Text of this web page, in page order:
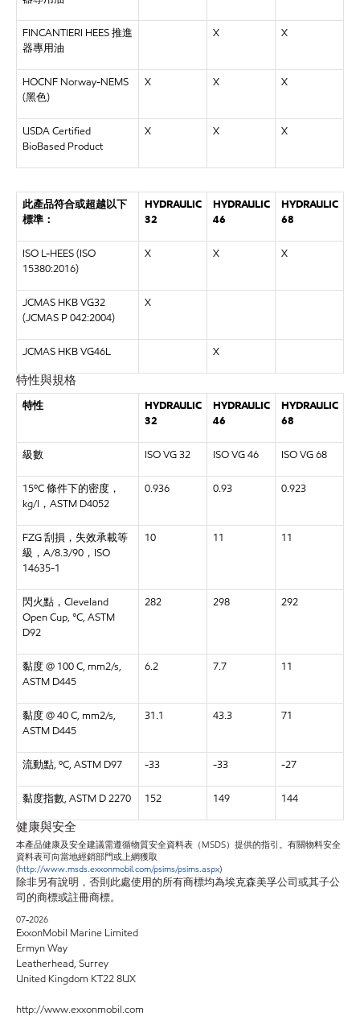
FINCANTIERI HEES 推進
器專用油
X X
HOCNF Norway-NEMS
(黑色)
X X X
USDA Certified
BioBased Product
X X X
此產品符合或超越以下
標準：
HYDRAULIC
32
HYDRAULIC
46
HYDRAULIC
68
ISO L-HEES (ISO
15380:2016)
X X X
JCMAS HKB VG32
(JCMAS P 042:2004)
X
JCMAS HKB VG46L X
特性與規格
特性
HYDRAULIC
32
HYDRAULIC
46
HYDRAULIC
68
級數 ISO VG 32 ISO VG 46 ISO VG 68
15ºC 條件下的密度，
kg/l，ASTM D4052
0.936 0.93 0.923
FZG 刮損，失效承載等
級，A/8.3/90，ISO
14635-1
10 11 11
閃火點，Cleveland
Open Cup, °C, ASTM
D92
282 298 292
黏度 @ 100 C, mm2/s,
ASTM D445
6.2 7.7 11
黏度 @ 40 C, mm2/s,
ASTM D445
31.1 43.3 71
流動點, ºC, ASTM D97 -33 -33 -27
黏度指數, ASTM D 2270 152 149 144
健康與安全
本產品健康及安全建議需遵循物質安全資料表（MSDS）提供的指引。有關物料安全
資料表可向當地經銷部門或上網獲取
(http://www.msds.exxonmobil.com/psims/psims.aspx)
除非另有說明，否則此處使用的所有商標均為埃克森美孚公司或其子公
司的商標或註冊商標。
07-2026
ExxonMobil Marine Limited
Ermyn Way
Leatherhead, Surrey
United Kingdom KT22 8UX
http://www.exxonmobil.com